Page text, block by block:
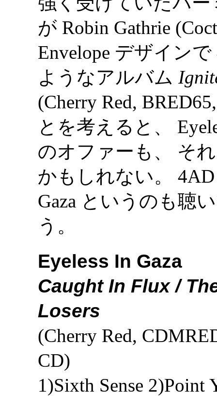
が Robin Gathrie
Envelope デザイン
ようなアルバム
(Cherry Red,
とを考えると、
のオファーも、 そ
かもしれない。
Gaza というのも聴
う。
Eyeless In Gaza
Caught In Flux /
Losers
(Cherry Red,
CD)
1)Sixth Sense 2)Point